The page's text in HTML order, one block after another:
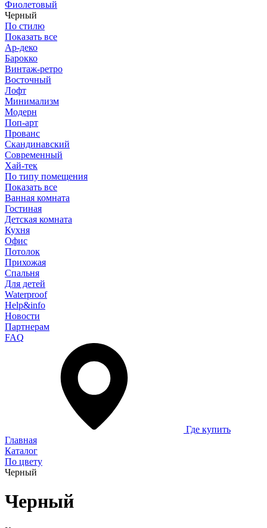
Фиолетовый
Черный
По стилю
Показать все
Ар-деко
Барокко
Винтаж-ретро
Восточный
Лофт
Минимализм
Модерн
Поп-арт
Прованс
Скандинавский
Современный
Хай-тек
По типу помещения
Показать все
Ванная комната
Гостиная
Детская комната
Кухня
Офис
Потолок
Прихожая
Спальня
Для детей
Waterproof
Help&info
Новости
Партнерам
FAQ
Где купить
Главная
Каталог
По цвету
Черный
Черный